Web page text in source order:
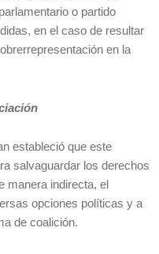
o partido
en el caso de resultar
en la
estableció que este
salvaguardar los derechos
manera indirecta, el
opciones políticas y a
de coalición.